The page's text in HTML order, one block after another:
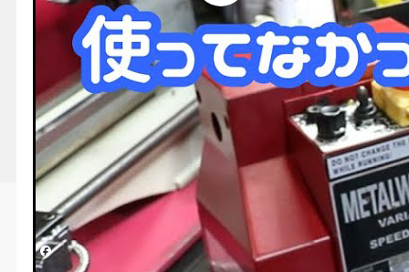
【黒苺】卓上旋盤オーバーホ
ール完成させますよぉ♪
投稿日時2026/06/01 11:46 更新日時 2026/06/01 11:48
シェアする